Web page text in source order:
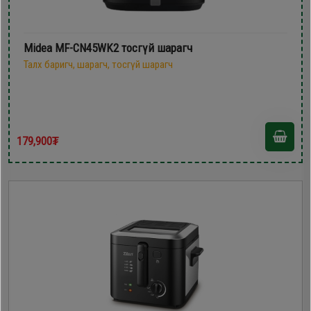
Midea MF-CN45WK2 тосгүй шарагч
Талх баригч, шарагч, тосгүй шарагч
179,900₮